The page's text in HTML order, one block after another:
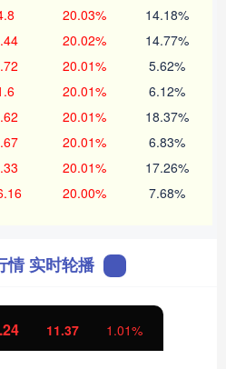
20.03% 14.18%
20.02% 14.77%
20.01% 5.62%
20.01% 6.12%
20.01% 18.37%
20.01% 6.83%
20.01% 17.26%
20.00% 7.68%
情 实时轮播
11.37 1.01%